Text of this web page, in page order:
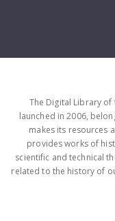
The Digital Library of
launched in 2006,
makes its resources
provides works of
scientific and technical
related to the history of